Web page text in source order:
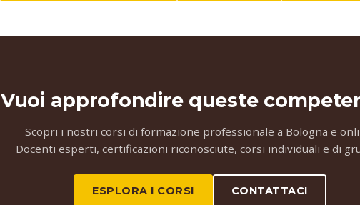
Vuoi approfondire queste
Scopri i nostri corsi di formazione professionale a Bologna e
Docenti esperti, certificazioni riconosciute, corsi individuali e di
ESPLORA I CORSI CONTATTACI